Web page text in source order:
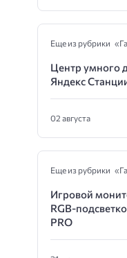
Еще из рубрики
Центр умного
Яндекс
02 августа
Еще из рубрики
Игровой
RGB-
PRO